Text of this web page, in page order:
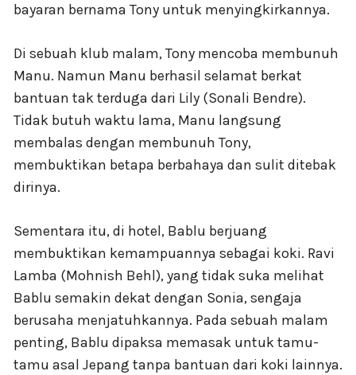
bayaran bernama Tony untuk menyingkirkannya.
Di sebuah klub malam, Tony mencoba membunuh
Manu. Namun Manu berhasil selamat berkat
bantuan tak terduga dari Lily (Sonali Bendre).
Tidak butuh waktu lama, Manu langsung
membalas dengan membunuh Tony,
membuktikan betapa berbahaya dan sulit ditebak
dirinya.
Sementara itu, di hotel, Bablu berjuang
membuktikan kemampuannya sebagai koki. Ravi
Lamba (Mohnish Behl), yang tidak suka melihat
Bablu semakin dekat dengan Sonia, sengaja
berusaha menjatuhkannya. Pada sebuah malam
penting, Bablu dipaksa memasak untuk tamu-
tamu asal Jepang tanpa bantuan dari koki lainnya.